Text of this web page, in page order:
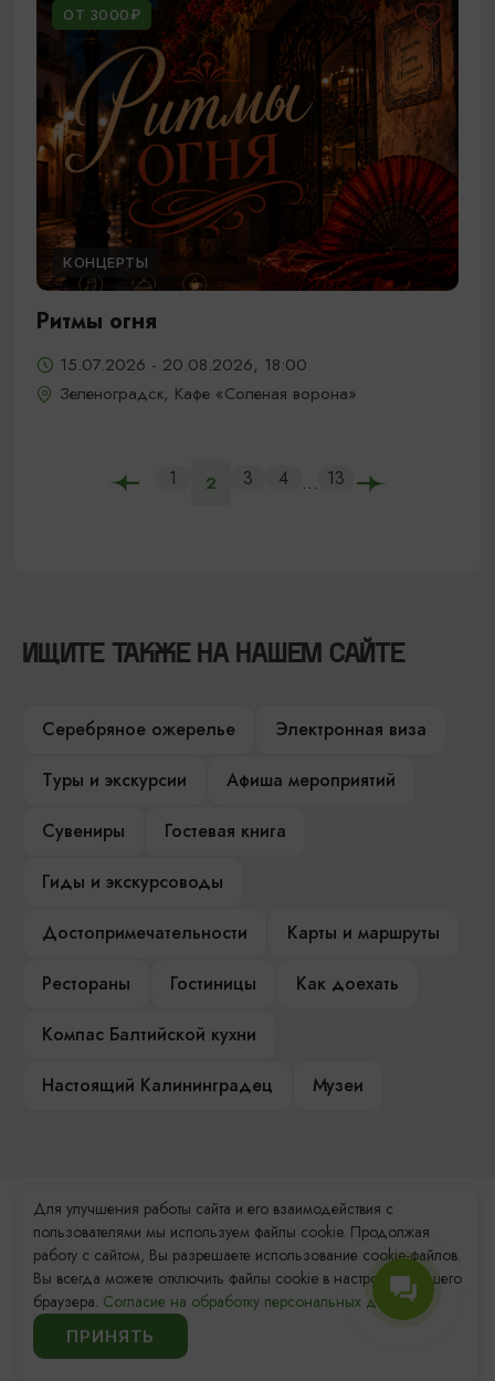
ОТ 3000₽
КОНЦЕРТЫ
Ритмы огня
15.07.2026 - 20.08.2026, 18:00
Зеленоградск, Кафе «Соленая ворона»
1 2 3 4 ... 13
ИЩИТЕ ТАКЖЕ НА НАШЕМ САЙТЕ
Серебряное ожерелье
Электронная виза
Туры и экскурсии
Афиша мероприятий
Сувениры
Гостевая книга
Гиды и экскурсоводы
Достопримечательности
Карты и маршруты
Рестораны
Гостиницы
Как доехать
Компас Балтийской кухни
Настоящий Калининградец
Музеи
Контакты Туристского
информационного центра
+7 (4012) 555-200
8 (800) 200-55-39
Для улучшения работы сайта и его взаимодействия с
пользователями мы используем файлы cookie. Продолжая
работу с сайтом, Вы разрешаете использование cookie-файлов.
Вы всегда можете отключить файлы cookie в настройках Вашего
браузера. Согласие на обработку персональных данных.
ПРИНЯТЬ